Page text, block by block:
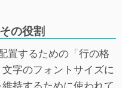
の役割
置するための「行の格
字のフォントサイズに
持するために使われて